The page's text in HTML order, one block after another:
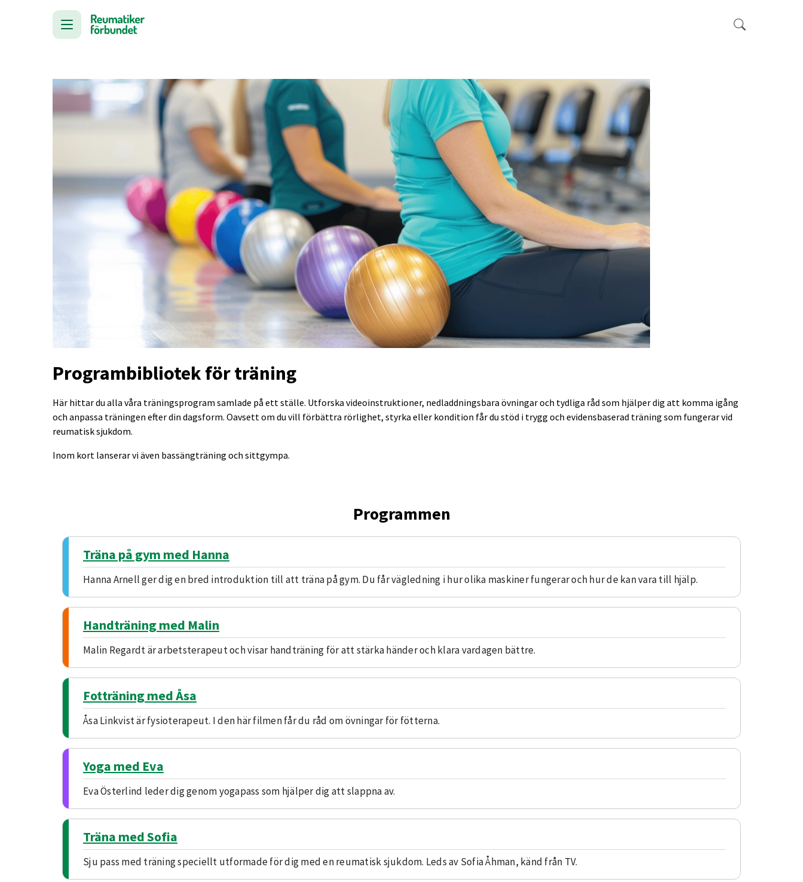
Programbibliotek för träning
Här hittar du alla våra träningsprogram samlade på ett ställe. Utforska videoinstruktioner, nedladdningsbara övningar och tydliga råd som hjälper dig att komma igång
och anpassa träningen efter din dagsform. Oavsett om du vill förbättra rörlighet, styrka eller kondition får du stöd i trygg och evidensbaserad träning som fungerar vid
reumatisk sjukdom.
Inom kort lanserar vi även bassängträning och sittgympa.
Programmen
Träna på gym med Hanna
Hanna Arnell ger dig en bred introduktion till att träna på gym. Du får vägledning i hur olika maskiner fungerar och hur de kan vara till hjälp.
Handträning med Malin
Malin Regardt är arbetsterapeut och visar handträning för att stärka händer och klara vardagen bättre.
Fotträning med Åsa
Åsa Linkvist är fysioterapeut. I den här filmen får du råd om övningar för fötterna.
Yoga med Eva
Eva Österlind leder dig genom yogapass som hjälper dig att slappna av.
Träna med Sofia
Sju pass med träning speciellt utformade för dig med en reumatisk sjukdom. Leds av Sofia Åhman, känd från TV.